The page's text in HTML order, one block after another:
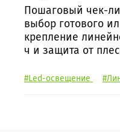
Пошаговый чек-
выбор готового
крепление
ч и защита от
#Led-освещение